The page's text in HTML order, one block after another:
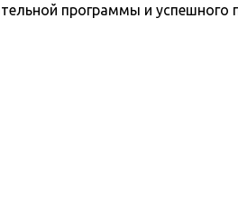
программы и успешного